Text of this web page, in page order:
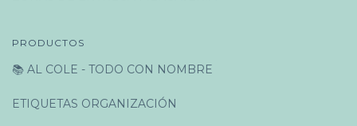
PRODUCTOS
📚 AL COLE - TODO CON NOMBRE
ETIQUETAS ORGANIZACIÓN